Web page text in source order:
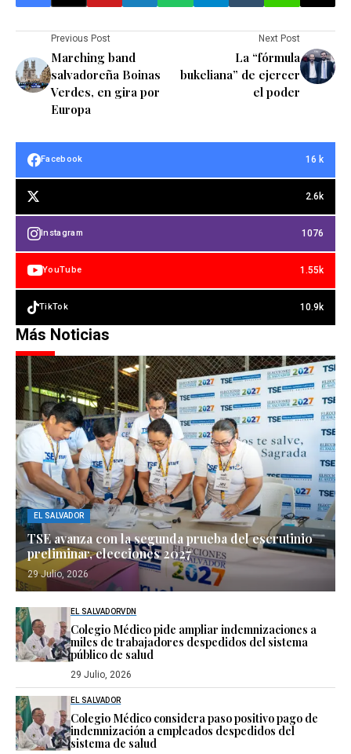
Previous Post
Marching band
salvadoreña Boinas
Verdes, en gira por
Europa
Next Post
La “fórmula
bukeliana” de ejercer
el poder
Facebook 16 k
2.6k
Instagram 1076
YouTube 1.55k
TikTok 10.9k
Más Noticias
EL SALVADOR
TSE avanza con la segunda prueba del escrutinio
preliminar, elecciones 2027
29 Julio, 2026
EL SALVADORVDN
Colegio Médico pide ampliar indemnizaciones a
miles de trabajadores despedidos del sistema
público de salud
29 Julio, 2026
EL SALVADOR
Colegio Médico considera paso positivo pago de
indemnización a empleados despedidos del
sistema de salud